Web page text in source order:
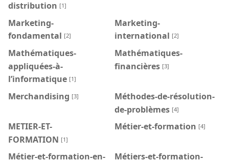
distribution [1]
Marketing-
fondamental [2]
Marketing-
international [2]
Mathématiques-
appliquées-à-
l’informatique [1]
Mathématiques-
financières [3]
Merchandising [3]
Méthodes-de-résolution-
de-problèmes [4]
METIER-ET-
FORMATION [1]
Métier-et-formation [4]
Métier-et-formation-en-
Métiers-et-formation-